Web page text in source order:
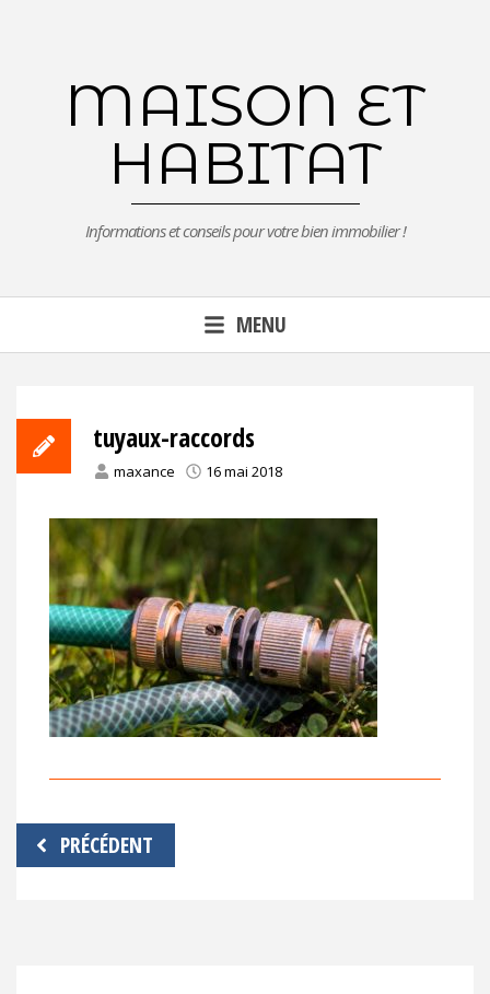
MAISON ET
HABITAT
Informations et conseils pour votre bien immobilier !
MENU
tuyaux-raccords
maxance 16 mai 2018
Navigation
de
PRÉCÉDENT